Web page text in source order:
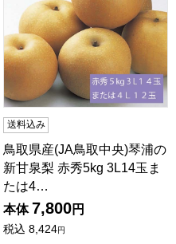
送料込み
鳥取県産(JA鳥取中央)琴浦の
新甘泉梨 赤秀5kg 3L14玉ま
たは4…
本体 7,800円
税込 8,424円